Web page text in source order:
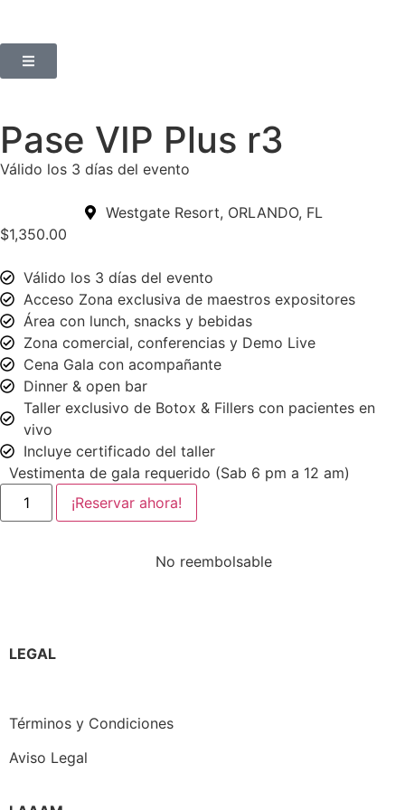
Pase VIP Plus r3
Válido los 3 días del evento
Westgate Resort, ORLANDO, FL
$1,350.00
Válido los 3 días del evento
Acceso Zona exclusiva de maestros expositores
Área con lunch, snacks y bebidas
Zona comercial, conferencias y Demo Live
Cena Gala con acompañante
Dinner & open bar
Taller exclusivo de Botox & Fillers con pacientes en
vivo
Incluye certificado del taller
Vestimenta de gala requerido (Sab 6 pm a 12 am)
¡Reservar ahora!
No reembolsable
LEGAL
Términos y Condiciones
Aviso Legal